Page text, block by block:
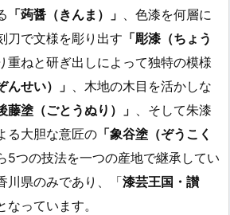
「蒟醤（きんま）」 、色漆を何層に
刀で文様を彫り出す 「彫漆（ちょう
重ねと研ぎ出しによって独特の模様
んせい）」 、木地の木目を活かしな
藤塗（ごとうぬり）」 、そして朱漆
る大胆な意匠の 「象谷塗（ぞうこく
5つの技法を一つの産地で継承してい
川県のみであり、「漆芸王国・讃
なっています。